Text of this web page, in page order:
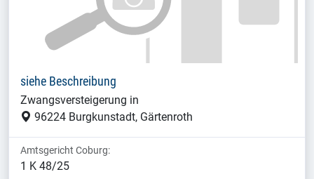
siehe Beschreibung
Zwangsversteigerung in
96224 Burgkunstadt, Gärtenroth
Amtsgericht Coburg:
1 K 48/25